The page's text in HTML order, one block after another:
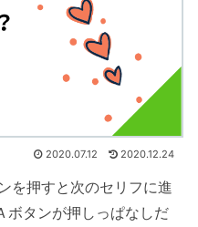
2020.07.12 2020.12.24
を押すと次のセリフに進
ボタンが押しっぱなしだ